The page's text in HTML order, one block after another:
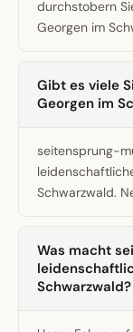
durchstobern
Georgen im
Gibt es viele
Georgen im
seitensprung-
Schwarzwald.
Was macht
Schwarzwald?